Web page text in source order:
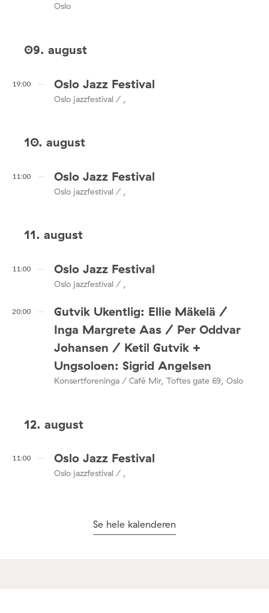
Oslo
09. august
19:00 Oslo Jazz Festival
Oslo jazzfestival / ,
10. august
11:00 Oslo Jazz Festival
Oslo jazzfestival / ,
11. august
11:00 Oslo Jazz Festival
Oslo jazzfestival / ,
20:00
Gutvik Ukentlig: Ellie Mäkelä /
Inga Margrete Aas / Per Oddvar
Johansen / Ketil Gutvik +
Ungsoloen: Sigrid Angelsen
Konsertforeninga / Café Mir, Toftes gate 69, Oslo
12. august
11:00 Oslo Jazz Festival
Oslo jazzfestival / ,
Se hele kalenderen